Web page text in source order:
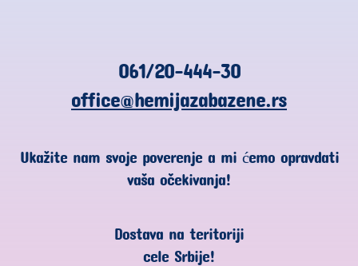
061/20-444-30
office@hemijazabazene.rs
Ukažite nam svoje poverenje a mi ćemo opravdati
vaša očekivanja!
Dostava na teritoriji
cele Srbije!